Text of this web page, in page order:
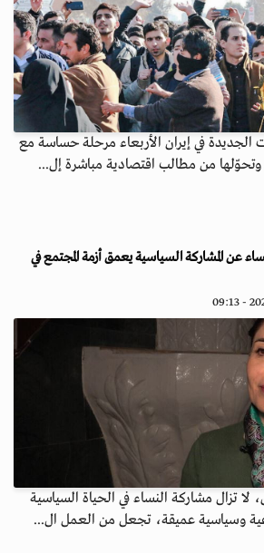
في إيران الأربعاء مرحلة حساسة مع
من مطالب اقتصادية مباشرة إل...
عن المشاركة السياسية يعمق أزمة المجتمع في
لا تزال مشاركة النساء في الحياة السياسية
وسياسية عميقة، تجعل من العمل ال...